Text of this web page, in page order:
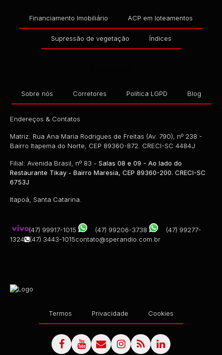
Financiamento Imobiliário ACP em loteamentos
Supressão de vegetação Índices
Sobre nós Corretores Política LGPD Blog
Endereços & Contatos
Matriz: Rua Ana Maria Rodrigues de Freitas (Av. 790), nº 238 -
Bairro Itapema do Norte, CEP 89360-872. CRECI-SC 4484J
Filial: Avenida Brasil, nº 83 - Salas 08 e 09 - Ao lado do
Restaurante Tikay - Bairro Maresia, CEP 89360-200. CRECI-SC
6753J
Itapoá, Santa Catarina.
(47) 99917-1015 (47) 99206-3738
(47) 99277-
1324
(47) 3443-1015contato@sperandio.com.br
Termos Privacidade Cookies